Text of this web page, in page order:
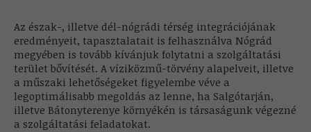
Az észak-, illetve dél-nógrádi térség integrációjának
eredményeit, tapasztalatait is felhasználva Nógrád
megyében is tovább kívánjuk folytatni a szolgáltatási
terület bővítését. A víziközmű-törvény alapelveit, illetve
a műszaki lehetőségeket figyelembe véve a
legoptimálisabb megoldás az lenne, ha Salgótarján,
illetve Bátonyterenye környékén is társaságunk végezné
a szolgáltatási feladatokat.